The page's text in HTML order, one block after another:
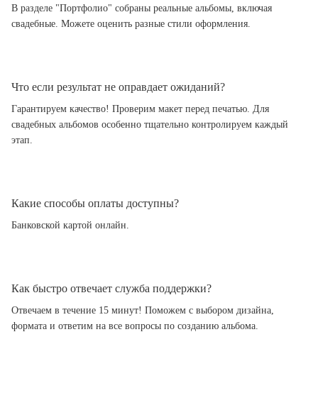
В разделе "Портфолио" собраны реальные альбомы, включая
свадебные. Можете оценить разные стили оформления.
Что если результат не оправдает ожиданий?
Гарантируем качество! Проверим макет перед печатью. Для
свадебных альбомов особенно тщательно контролируем каждый
этап.
Какие способы оплаты доступны?
Банковской картой онлайн.
Как быстро отвечает служба поддержки?
Отвечаем в течение 15 минут! Поможем с выбором дизайна,
формата и ответим на все вопросы по созданию альбома.